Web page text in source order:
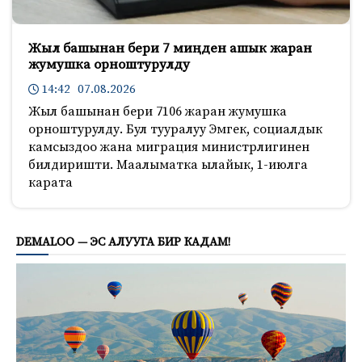
Жыл башынан бери 7 миңден ашык жаран
жумушка орноштурулду
14:42 07.08.2026
Жыл башынан бери 7106 жаран жумушка
орноштурулду. Бул тууралуу Эмгек, социалдык
камсыздоо жана миграция министрлигинен
билдиришти. Маалыматка ылайык, 1-июлга
карата
DEMALOO — ЭС АЛУУГА БИР КАДАМ!